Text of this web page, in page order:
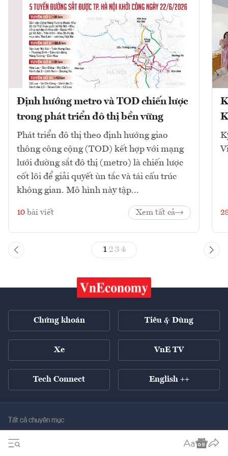
Định hướng metro và TOD chiến lược
trong phát triển đô thị bền vững
Phát triển đô thị theo định hướng giao
thông công cộng (TOD) kết hợp với mạng
lưới đường sắt đô thị (metro) là chiến lược
cốt lõi để giải quyết ùn tắc và tái cấu trúc
không gian. Mô hình này tập...
10 bài viết Xem tất cả
1 23 4
Chứng khoán Tiêu & Dùng
Xe VnE TV
Tech Connect English ++
Tất cả chuyên mục
Kinh tế xanh